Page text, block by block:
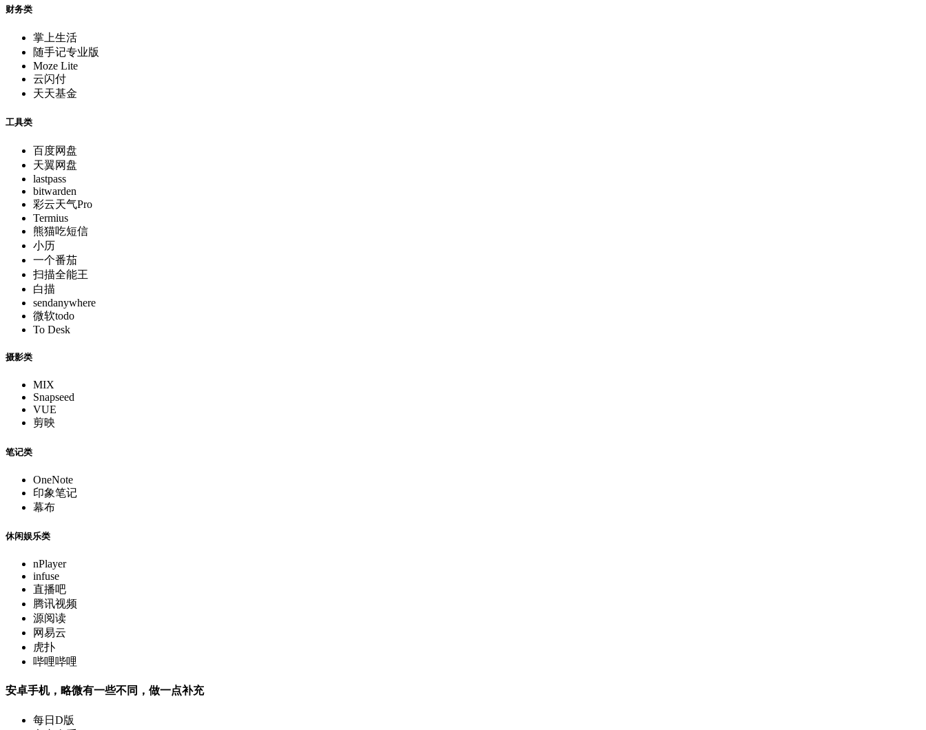
财务类
掌上生活
随手记专业版
Moze Lite
云闪付
天天基金
工具类
百度网盘
天翼网盘
lastpass
bitwarden
彩云天气Pro
Termius
熊猫吃短信
小历
一个番茄
扫描全能王
白描
sendanywhere
微软todo
To Desk
摄影类
MIX
Snapseed
VUE
剪映
笔记类
OneNote
印象笔记
幕布
休闲娱乐类
nPlayer
infuse
直播吧
腾讯视频
源阅读
网易云
虎扑
哔哩哔哩
安卓手机，略微有一些不同，做一点补充
每日D版